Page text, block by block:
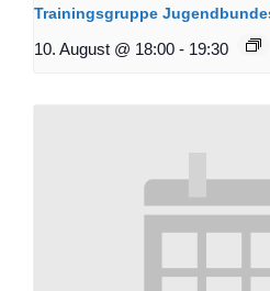
Trainingsgruppe
10. August @ 18:00 - 19:30